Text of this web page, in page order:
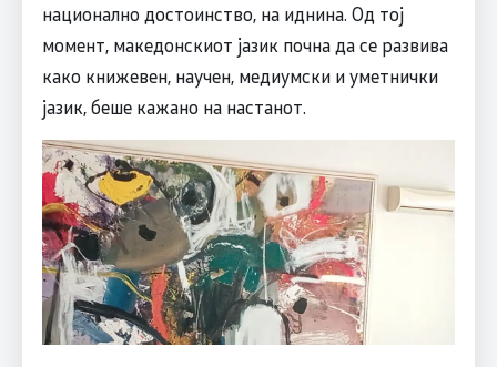
национално достоинство, на иднина. Од тој
момент, македонскиот јазик почна да се развива
како книжевен, научен, медиумски и уметнички
јазик, беше кажано на настанот.